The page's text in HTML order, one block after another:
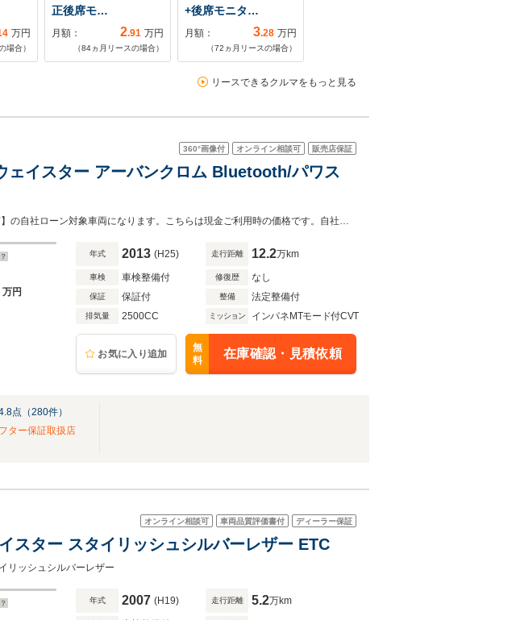
万円
場合）
正後席モ…
月額： 2.91 万円
（84ヵ月リースの場合）
+後席モニタ…
月額： 3.28 万円
（72 ヵ月リースの場合）
リースできるクルマをもっと見る
360°画像付 オンライン相談可 販売店保証
ェイスター アーバンクロム Bluetooth/パワス
万円
年式 2013 (H25) 走行距離 12.2万km
車検 車検整備付 修復歴 なし
保証 保証付 整備 法定整備付
排気量 2500CC ミッション インパネMTモード付CVT
お気に入り追加
無
料
在庫確認・見積依頼
点（280件）
ター保証取扱店
オンライン相談可 車両品質評価書付 ディーラー保証
スター スタイリッシュシルバーレザー ETC
ッシュシルバーレザー
年式 2007 (H19) 走行距離 5.2万km